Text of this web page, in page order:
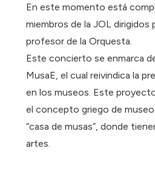
En este momento está
miembros de la JOL dirigidos
profesor de la Orquesta.
Este concierto se enmarca
MusaE, el cual reivindica la
en los museos. Este
el concepto griego de
“casa de musas”, donde
artes.